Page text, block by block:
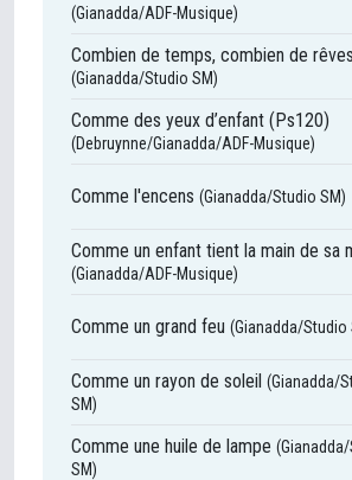
(Gianadda/ADF-Musique)
Combien de temps, combien de
(Gianadda/Studio SM)
Comme des yeux d’enfant (Ps120)
(Debruynne/Gianadda/ADF-Musique)
Comme l'encens (Gianadda/Studio SM)
Comme un enfant tient la main de sa
(Gianadda/ADF-Musique)
Comme un grand feu (Gianadda/Studio
Comme un rayon de soleil (Gianadda/
SM)
Comme une huile de lampe
SM)